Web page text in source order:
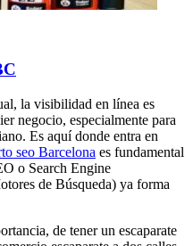
la visibilidad en línea es
negocio, especialmente para
Es aquí donde entra en
seo Barcelona es fundamental
o Search Engine
de Búsqueda) ya forma
de tener un escaparate